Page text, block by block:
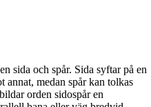
sida och spår. Sida syftar på en
annat, medan spår kan tolkas
orden sidospår en